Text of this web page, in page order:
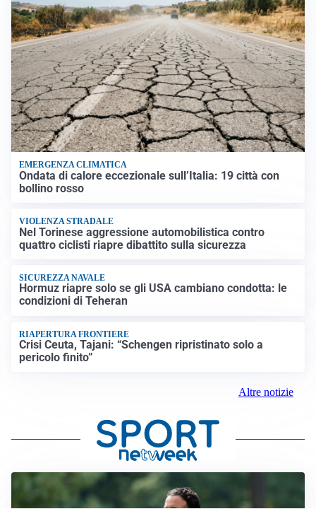
EMERGENZA CLIMATICA
Ondata di calore eccezionale sull’Italia: 19 città con
bollino rosso
VIOLENZA STRADALE
Nel Torinese aggressione automobilistica contro
quattro ciclisti riapre dibattito sulla sicurezza
SICUREZZA NAVALE
Hormuz riapre solo se gli USA cambiano condotta: le
condizioni di Teheran
RIAPERTURA FRONTIERE
Crisi Ceuta, Tajani: “Schengen ripristinato solo a
pericolo finito”
Altre notizie